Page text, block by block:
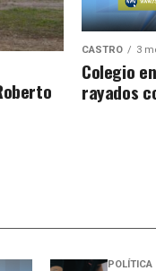
CASTRO 3
Colegio
rayados
POLÍTICA